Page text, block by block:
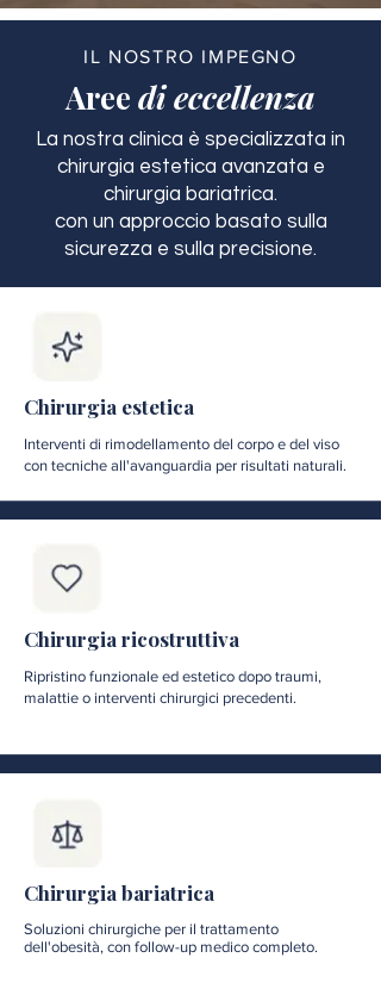
IL NOSTRO IMPEGNO
Aree di eccellenza
La nostra clinica è specializzata in
chirurgia estetica avanzata e
chirurgia bariatrica.
con un approccio basato sulla
sicurezza e sulla precisione.
Chirurgia estetica
Interventi di rimodellamento del corpo e del viso
con tecniche all'avanguardia per risultati naturali.
Chirurgia ricostruttiva
Ripristino funzionale ed estetico dopo traumi,
malattie o interventi chirurgici precedenti.
Chirurgia bariatrica
Soluzioni chirurgiche per il trattamento
dell'obesità, con follow-up medico completo.